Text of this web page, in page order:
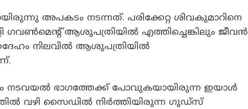
അപകടം നടന്നത്. പരിക്കേറ്റ ശിവകുമാറിനെ
ഗവൺമെന്റ് ആശുപത്രിയിൽ എത്തിച്ചെങ്കിലും ജീവൻ
നിലവിൽ ആശുപത്രിയിൽ
നടവയൽ ഭാഗത്തേക്ക് പോവുകയായിരുന്ന ഇയാൾ
വഴി സൈഡിൽ നിർത്തിയിരുന്ന ഗുഡ്സ്